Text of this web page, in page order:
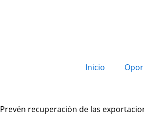
Inicio
Prevén recuperación de las